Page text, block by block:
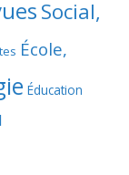
Social,
École,
Éducation